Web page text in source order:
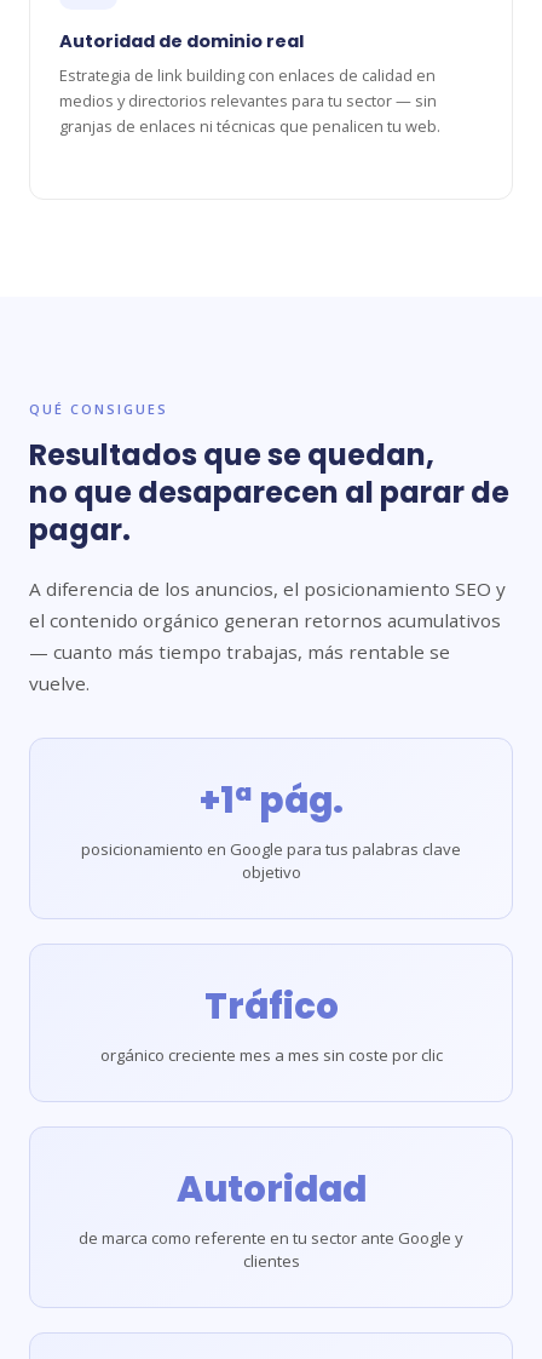
Autoridad de dominio real
Estrategia de link building con enlaces de calidad en
medios y directorios relevantes para tu sector — sin
granjas de enlaces ni técnicas que penalicen tu web.
QUÉ CONSIGUES
Resultados que se quedan,
no que desaparecen al parar de
pagar.
A diferencia de los anuncios, el posicionamiento SEO y
el contenido orgánico generan retornos acumulativos
— cuanto más tiempo trabajas, más rentable se
vuelve.
+1ª pág.
posicionamiento en Google para tus palabras clave
objetivo
Tráfico
orgánico creciente mes a mes sin coste por clic
Autoridad
de marca como referente en tu sector ante Google y
clientes